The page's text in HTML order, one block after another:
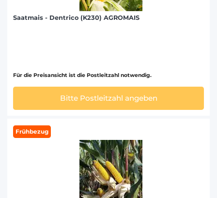
Saatmais - Dentrico (K230) AGROMAIS
Für die Preisansicht ist die Postleitzahl notwendig.
Bitte Postleitzahl angeben
Frühbezug